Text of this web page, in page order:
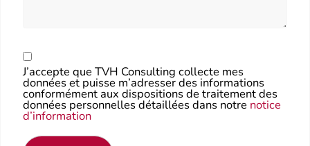
J’accepte que TVH Consulting collecte mes
données et puisse m’adresser des informations
conformément aux dispositions de traitement des
données personnelles détaillées dans notre notice
d’information